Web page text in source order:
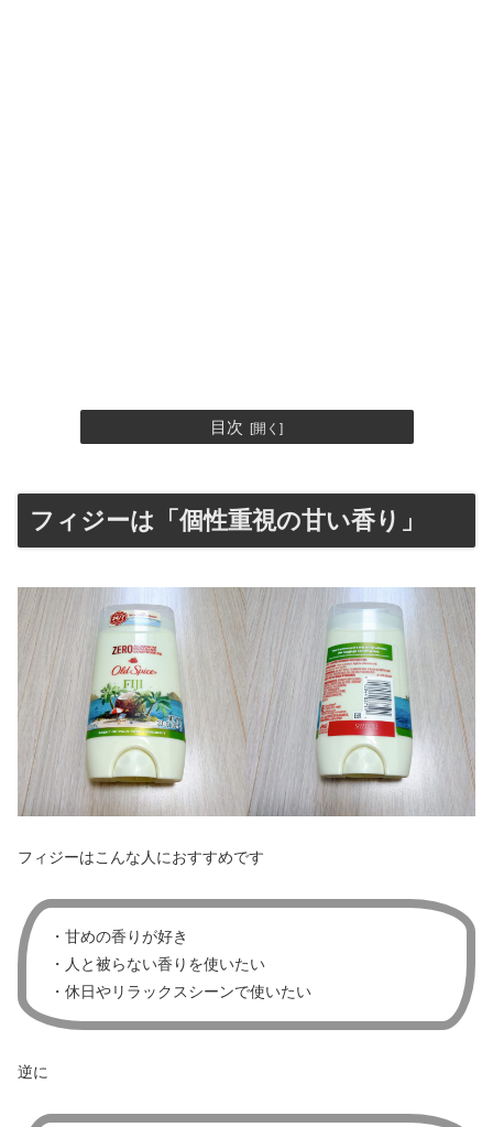
目次
フィジーは「個性重視の甘い香り」
フィジーはこんな人におすすめです
・甘めの香りが好き
・人と被らない香りを使いたい
・休日やリラックスシーンで使いたい
逆に